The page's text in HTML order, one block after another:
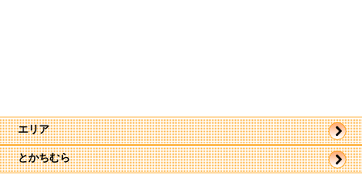
とかちむら
エリア
帯広市
駅近郊